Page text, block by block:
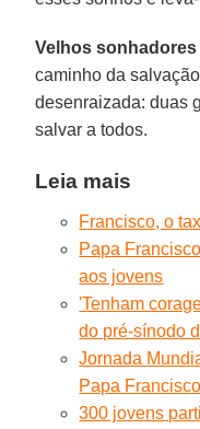
Velhos sonhadores
caminho da
desenraizada: duas
salvar a todos.
Leia mais
Francisco, o
Papa
aos jovens
'Tenham
do pré-sínodo
Jornada
Papa Francisco
300 jovens